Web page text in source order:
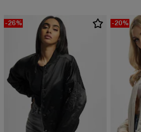
-26% -20%